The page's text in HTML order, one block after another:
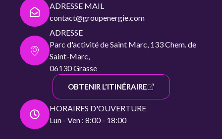
ADRESSE MAIL
contact@groupenergie.com
ADRESSE
Parc d'activité de Saint Marc, 133 Chem. de
Saint-Marc,
06130 Grasse
OBTENIR L'ITINÉRAIRE
HORAIRES D'OUVERTURE
Lun - Ven : 8:00 - 18:00